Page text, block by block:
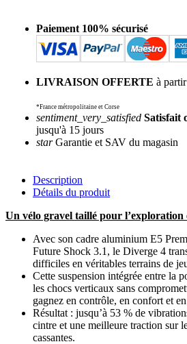
Paiement 100% sécurisé
LIVRAISON OFFERTE à
*France métropolitaine et Corse
sentiment_very_satisfied Satisfait
jusqu'à 15 jours
starGarantie et SAV du magasin
Description
Détails du produit
Un vélo gravel taillé pour l’exploration
Avec son cadre aluminium E5
Future Shock 3.1, le Diverge 4
difficiles en véritables terrains de
Cette suspension intégrée entre la
les chocs verticaux sans
gagnez en contrôle, en confort et
Résultat : jusqu’à 53 % de
cintre et une meilleure traction sur
cassantes.